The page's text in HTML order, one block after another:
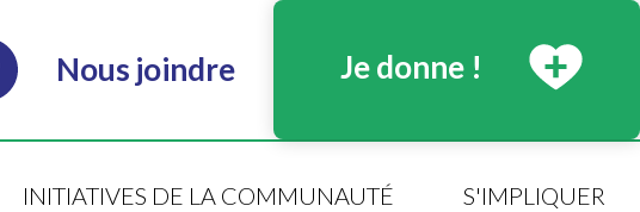
Nous joindre Je donne !
INITIATIVES DE LA COMMUNAUTÉ S'IMPLIQUER